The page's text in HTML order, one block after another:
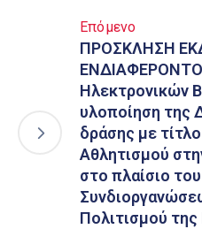
Επόμενο
ΠΡΟΣΚΛΗΣΗ
Ηλεκτρονικών
υλοποίηση της
δράσης με
Αθλητισμού
στο πλαίσιο
Πολιτισμού